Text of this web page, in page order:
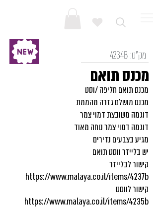
4234B מק"ט:
מכנס תואם חליפה /וסט
מכנס מושלם גזרה מהממת
דוגמה משובצת דמוי צמר
דוגמה דמוי צמר נוחה מאוד
מגיע בצבעים נדירים
יש בלייזר ווסט תואם
קישור לבלייזר
https://www.malaya.co.il/items/4237b
קישור לווסט
https://www.malaya.co.il/items/4235b
מכנס תואם